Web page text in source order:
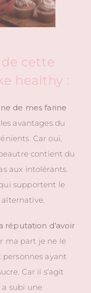
cette
healthy :
de mes farine
avantages du
Car oui,
contient du
aux intolérants.
supportent le
alternative.
réputation d’avoir
ma part je ne le
ayant
Car il s’agit
subi une